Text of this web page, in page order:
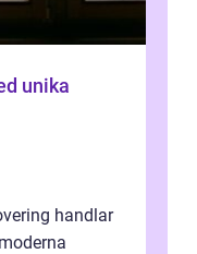
unika
handlar